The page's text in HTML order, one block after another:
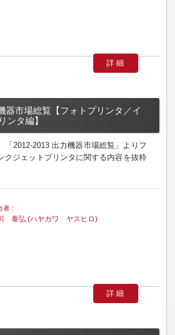
詳細
器市場総覧【フォトプリンタ／イ
ンタ編】
「2012-2013 出力機器市場総覧」よりフ
クジェットプリンタに関する内容を抜粋
泰弘 (ハヤカワ ヤスヒロ)
詳細